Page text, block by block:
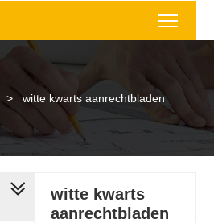
> witte kwarts aanrechtbladen
witte kwarts
aanrechtbladen